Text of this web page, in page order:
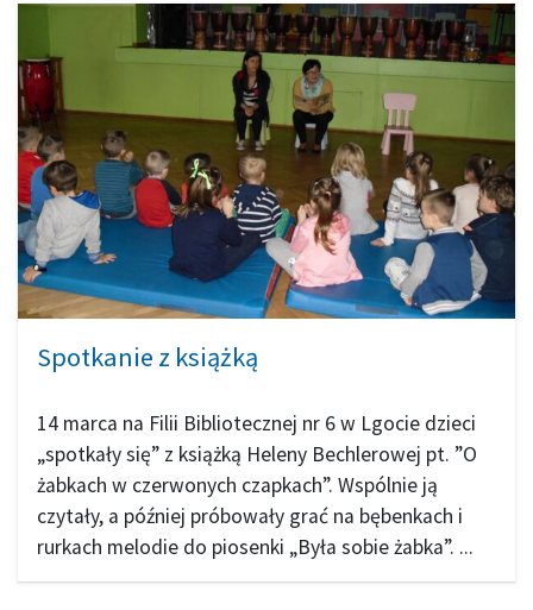
Spotkanie z książką
14 marca na Filii Bibliotecznej nr 6 w Lgocie dzieci
„spotkały się” z książką Heleny Bechlerowej pt. ”O
żabkach w czerwonych czapkach”. Wspólnie ją
czytały, a później próbowały grać na bębenkach i
rurkach melodie do piosenki „Była sobie żabka”. ...